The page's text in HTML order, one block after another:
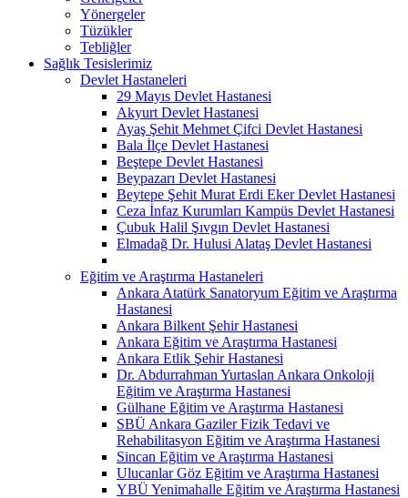
Yönergeler
Tüzükler
Tebliğler
Sağlık Tesislerimiz
Devlet Hastaneleri
29 Mayıs Devlet Hastanesi
Akyurt Devlet Hastanesi
Ayaş Şehit Mehmet Çifci Devlet Hastanesi
Bala İlçe Devlet Hastanesi
Beştepe Devlet Hastanesi
Beypazarı Devlet Hastanesi
Beytepe Şehit Murat Erdi Eker Devlet Hastanesi
Ceza İnfaz Kurumları Kampüs Devlet Hastanesi
Çubuk Halil Şıvgın Devlet Hastanesi
Elmadağ Dr. Hulusi Alataş Devlet Hastanesi
Eğitim ve Araştırma Hastaneleri
Ankara Atatürk Sanatoryum Eğitim ve Araştırma
Hastanesi
Ankara Bilkent Şehir Hastanesi
Ankara Eğitim ve Araştırma Hastanesi
Ankara Etlik Şehir Hastanesi
Dr. Abdurrahman Yurtaslan Ankara Onkoloji
Eğitim ve Araştırma Hastanesi
Gülhane Eğitim ve Araştırma Hastanesi
SBÜ Ankara Gaziler Fizik Tedavi ve
Rehabilitasyon Eğitim ve Araştırma Hastanesi
Sincan Eğitim ve Araştırma Hastanesi
Ulucanlar Göz Eğitim ve Araştırma Hastanesi
YBÜ Yenimahalle Eğitim ve Araştırma Hastanesi